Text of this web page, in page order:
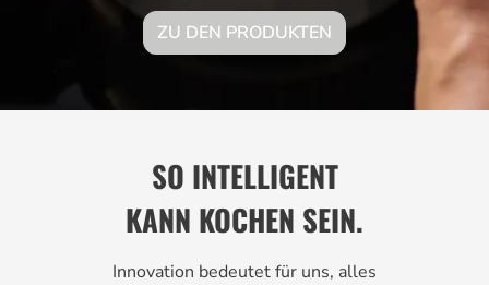
ZU DEN PRODUKTEN
SO INTELLIGENT
KANN KOCHEN SEIN.
Innovation bedeutet für uns, alles